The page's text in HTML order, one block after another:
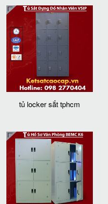
tủ locker sắt tphcm